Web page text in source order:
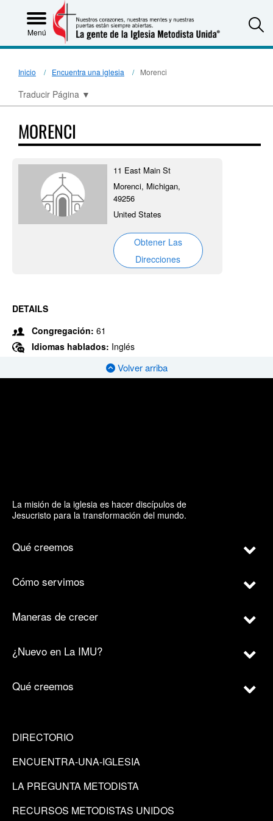
Menú
Inicio Encuentra una iglesia Morenci
Traducir Página ▼
MORENCI
11 East Main St
Morenci, Michigan,
49256
United States
Obtener Las
Direcciones
DETAILS
Congregación: 61
Idiomas hablados: Inglés
Volver arriba
La misión de la iglesia es hacer discípulos de
Jesucristo para la transformación del mundo.
Qué creemos
Cómo servimos
Maneras de crecer
¿Nuevo en La IMU?
Qué creemos
DIRECTORIO
ENCUENTRA-UNA-IGLESIA
LA PREGUNTA METODISTA
RECURSOS METODISTAS UNIDOS